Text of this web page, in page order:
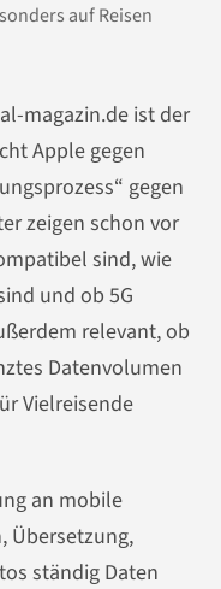
auf Reisen
magazin.de ist der
Apple gegen
gegen
zeigen schon vor
sind, wie
und ob 5G
relevant, ob
Datenvolumen
Vielreisende
an mobile
Übersetzung,
ständig Daten